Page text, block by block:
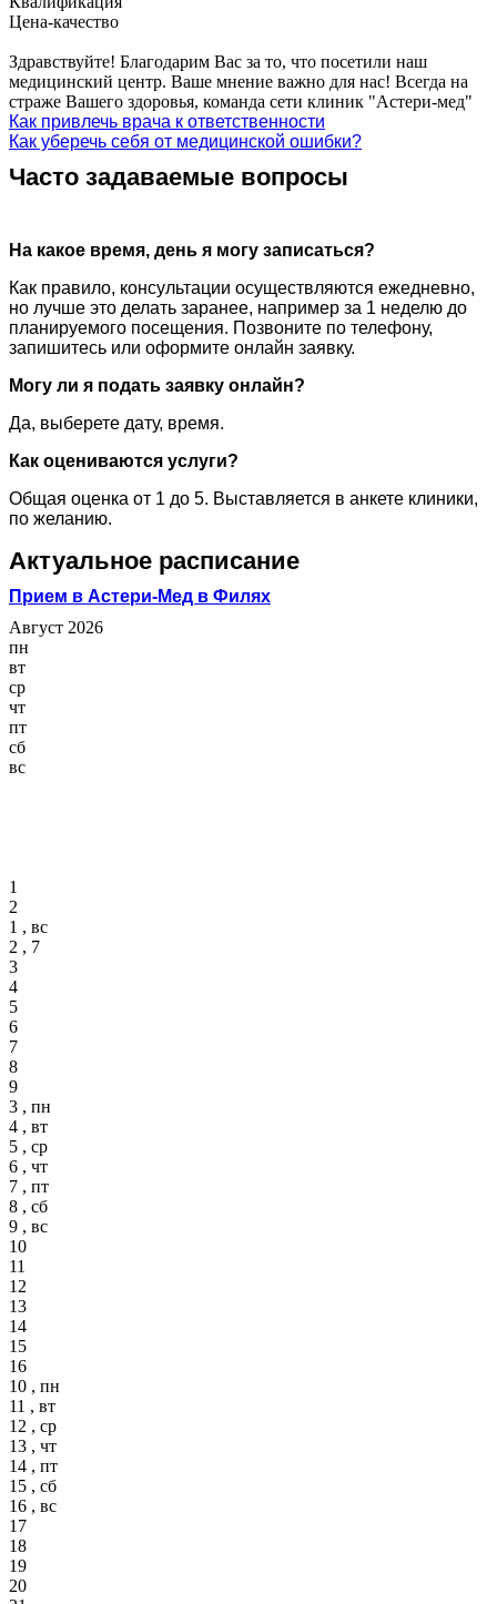
Цена-качество
Здравствуйте! Благодарим Вас за то, что посетили наш
медицинский центр. Ваше мнение важно для нас! Всегда на
страже Вашего здоровья, команда сети клиник "Астери-мед"
Как привлечь врача к ответственности
Как уберечь себя от медицинской ошибки?
Часто задаваемые вопросы
На какое время, день я могу записаться?
Как правило, консультации осуществляются ежедневно,
но лучше это делать заранее, например за 1 неделю до
планируемого посещения. Позвоните по телефону,
запишитесь или оформите онлайн заявку.
Могу ли я подать заявку онлайн?
Да, выберете дату, время.
Как оцениваются услуги?
Общая оценка от 1 до 5. Выставляется в анкете клиники,
по желанию.
Актуальное расписание
Прием в Астери-Мед в Филях
Август 2026
пн
вт
ср
чт
пт
сб
вс
1
2
1 , вс
2 , 7
3
4
5
6
7
8
9
3 , пн
4 , вт
5 , ср
6 , чт
7 , пт
8 , сб
9 , вс
10
11
12
13
14
15
16
10 , пн
11 , вт
12 , ср
13 , чт
14 , пт
15 , сб
16 , вс
17
18
19
20